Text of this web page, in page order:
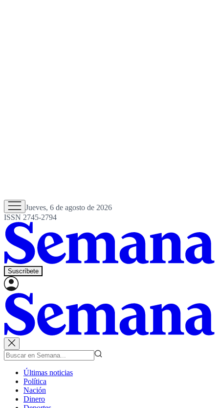
Jueves, 6 de agosto de 2026
ISSN 2745-2794
Suscríbete
Últimas noticias
Política
Nación
Dinero